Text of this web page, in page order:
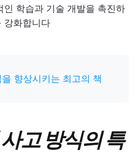
인 학습과 기술 개발을 촉진하
강화합니다
향상시키는 최고의 책
고 방식의 특